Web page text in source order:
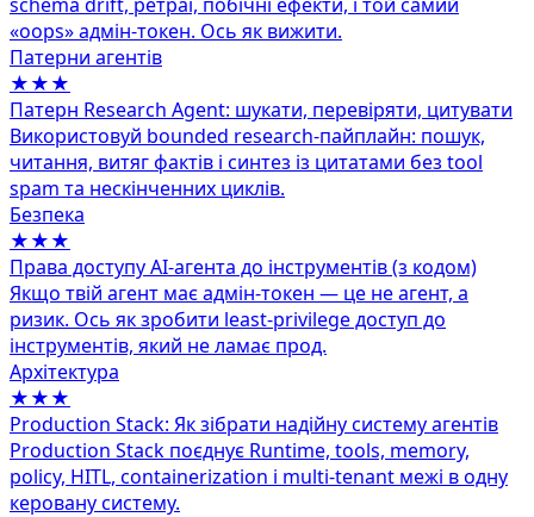
«oops» адмін‑токен. Ось як вижити.
Патерни агентів
★★★
Патерн Research Agent: шукати, перевіряти, цитувати
Використовуй bounded research-пайплайн: пошук,
читання, витяг фактів і синтез із цитатами без tool
spam та нескінченних циклів.
Безпека
★★★
Права доступу AI‑агента до інструментів (з кодом)
Якщо твій агент має адмін‑токен — це не агент, а
ризик. Ось як зробити least‑privilege доступ до
інструментів, який не ламає прод.
Архітектура
★★★
Production Stack: Як зібрати надійну систему агентів
Production Stack поєднує Runtime, tools, memory,
policy, HITL, containerization і multi-tenant межі в одну
керовану систему.